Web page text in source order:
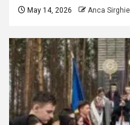
May 14, 2026 Anca Sirghie